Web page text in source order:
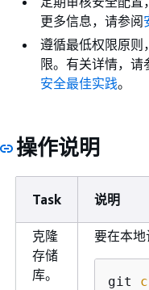
更多信息，请参阅
遵循最低权限原则
限。有关详情，请
安全最佳实践。
操作说明
Task 说明
克隆
存储
库。
要在本
git